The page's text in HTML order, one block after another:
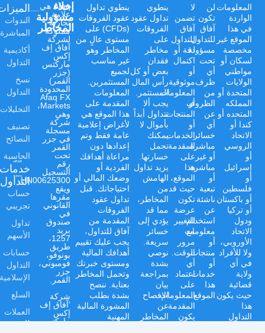
الميزات
الندوات
المباشرة
أكاديمية
التداول
نسخ
التداول
التحليلات
تصنيف
النصائح
الحاسبة
خدمات
التداول
حساب
تجريبي
تداول
الأسهم
حسابات
التداول
الإسلامية
السلع
العملات
الدعم
Afaq هي
علامة
تجارية
مملوكة
لشركة
آفاق إف
إكس
ماركتس
(جزر
القمر)
المحدودة
Afaq FX
Markets،
وهي
شركة
مسجلة
في جزر
القمر
تحت
رقم
التسجيل
HN00625300،
ويقع
مقرها
القانوني
في
صندوق
بريد
1257،
طريق
بونوفو،
فومبوني،
جزر
القمر.
شركة
'آفاق إف
إكس
ماركتس
إخلاء
مسؤولية
المخاطر
ينطوي تداول
عقود الفروقات
(CFDs) على
مستوى عالٍ من
المخاطر وهو
غير مناسب
لجميع
المستثمرين.
المعلومات
المقدمة على
هذا الموقع هي
لأغراض إعلامية
عامة فقط وتم
إعدادها دون
مراعاة أهدافك
الفردية أو
وضعك المالي أو
احتياجاتك. قبل
تداول عقود
الفروقات
المقدمة من
آفاق للتداول،
يجب عليك تقييم
أهدافك المالية
ومستوى خبرتك
وتحمل المخاطر
بعناية. ننصح
بشدة بطلب
المشورة المالية
المهنية
ينطوي
تداول عقود
الفروقات
على
مخاطر
فقدان
بعض أو كل
رأس المال
المستثمر.
يجب ألا
تتداول أبداً
بأموال لا
يمكنك
تحمل
خسارتها.
يزيد تداول
الهامش
من
المخاطر،
مما قد
يؤدي إلى
خسائر
سريعة.
نوصي
بشدة
بمراجعة
بيان
الإفصاح
عن
المخاطر
لا
تضمن
آفاق
للتداول
دقة أو
اكتمال
أو
موثوقية
المعلومات
أو
المنتجات
أو
الخدمات
المقدمة
على
هذا
الموقع،
حيث قد
تكون
عرضة
للتغيير
مع
مرور
الوقت.
أي
اعتماد
على
المعلومات
المقدمة
يكون
لن
تكون
آفاق
للتداول
مسؤولة
تحت
أي
ظرف
من
الظروف
عن
أي
خسائر
مباشرة
أو غير
مباشرة
أو
تبعية
ناشئة
عن
استخدام
معلومات
أو
منتجات
أو
خدمات
هذا
الموقع.
المعلومات
الواردة
في هذا
الموقع غير
مخصصة
لسكان أو
مواطني
الولايات
المتحدة أو
المملكه
المتحده أو
كندا أو
الاتحاد
الروسي
أو
إسرائيل
أو
فلسطين
أو باكستان
أو تركيا
ودول
الاتحاد
الأوروبي،
ولا للأفراد
في أي
ولاية
قضائية
حيث يكون
هذا
التداول